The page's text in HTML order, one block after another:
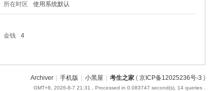
所在时区 使用系统默认
金钱
4
Archiver 手机版 小黑屋 考生之家( 京ICP备12025236号-3 )
GMT+8, 2026-8-7 21:31 , Processed in 0.083747 second(s), 14 queries .